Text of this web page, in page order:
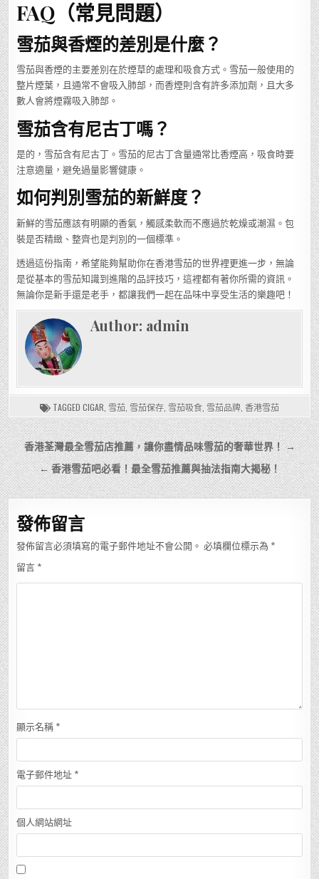
FAQ（常見問題）
雪茄與香煙的差別是什麼？
雪茄與香煙的主要差別在於煙草的處理和吸食方式。雪茄一般使用的
整片煙葉，且通常不會吸入肺部，而香煙則含有許多添加劑，且大多
數人會將煙霧吸入肺部。
雪茄含有尼古丁嗎？
是的，雪茄含有尼古丁。雪茄的尼古丁含量通常比香煙高，吸食時要
注意適量，避免過量影響健康。
如何判別雪茄的新鮮度？
新鮮的雪茄應該有明顯的香氣，觸感柔軟而不應過於乾燥或潮濕。包
裝是否精緻、整齊也是判別的一個標準。
透過這份指南，希望能夠幫助你在香港雪茄的世界裡更進一步，無論
是從基本的雪茄知識到進階的品評技巧，這裡都有著你所需的資訊。
無論你是新手還是老手，都讓我們一起在品味中享受生活的樂趣吧！
Author: admin
TAGGED CIGAR 雪茄 雪茄保存 雪茄吸食 雪茄品牌 香港雪茄
文
章
導
覽
香港荃灣最全雪茄店推薦，讓你盡情品味雪茄的奢華世界！ →
← 香港雪茄吧必看！最全雪茄推薦與抽法指南大揭秘！
發佈留言
發佈留言必須填寫的電子郵件地址不會公開。 必填欄位標示為 *
留言 *
顯示名稱 *
電子郵件地址 *
個人網站網址